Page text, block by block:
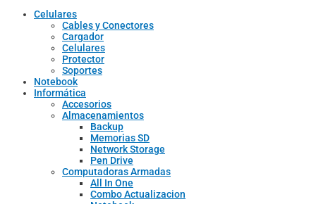
Celulares
Cables y Conectores
Cargador
Celulares
Protector
Soportes
Notebook
Informática
Accesorios
Almacenamientos
Backup
Memorias SD
Network Storage
Pen Drive
Computadoras Armadas
All In One
Combo Actualizacion